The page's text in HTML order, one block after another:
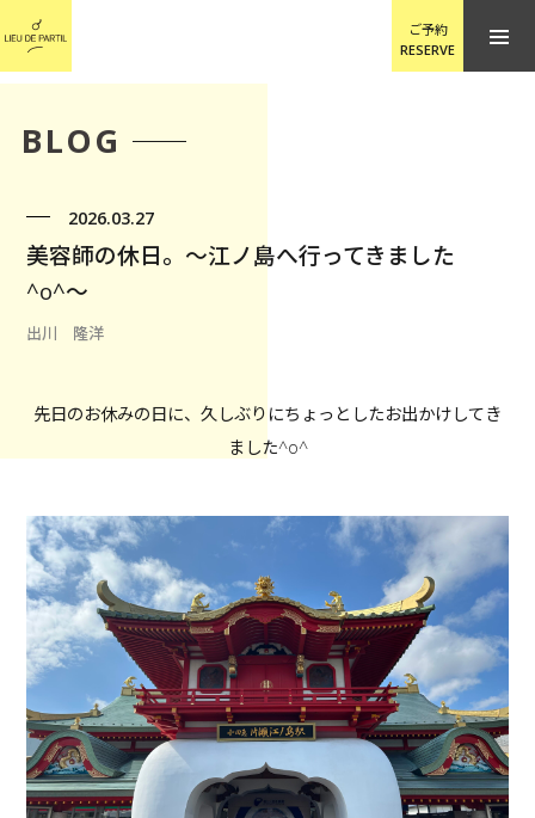
ご予約
RESERVE
BLOG
2026.03.27
美容師の休日。〜江ノ島へ行ってきました
^o^〜
出川 隆洋
先日のお休みの日に、久しぶりにちょっとしたお出かけしてき
ました^o^